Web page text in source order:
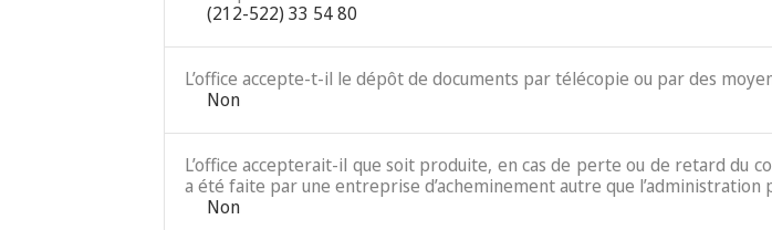
(212-522) 33 54 80
L’office accepte-t-il le dépôt de documents par télécopie ou par des
Non
L’office accepterait-il que soit produite, en cas de perte ou de retard du
a été faite par une entreprise d’acheminement autre que l’administration
Non